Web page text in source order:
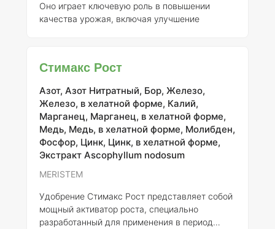
Оно играет ключевую роль в повышении
качества урожая, включая улучшение
долговечности продукции. Кроме того,
культурах способствует сокращению длины
междоузлий, что может положительно
сказаться на устойчивости растений и их
способности к формированию более крепких
стеблей. Данное
Стимакс Рост
Азот, Азот Нитратный, Бор, Железо,
Железо, в хелатной форме, Калий,
Марганец, Марганец, в хелатной форме,
Медь, Медь, в хелатной форме, Молибден,
Фосфор, Цинк, Цинк, в хелатной форме,
Экстракт Ascophyllum nodosum
MERISTEM
Удобрение Стимакс Рост представляет собой
мощный активатор роста, специально
разработанный для применения в период